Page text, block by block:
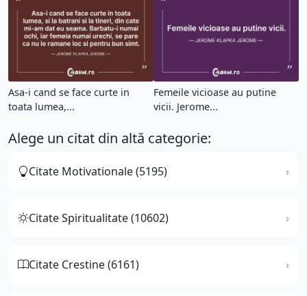
Asa-i cand se face curte in
toata lumea,...
Femeile vicioase au putine
vicii. Jerome...
Alege un citat din altă categorie:
Citate Motivationale (5195)
Citate Spiritualitate (10602)
Citate Crestine (6161)